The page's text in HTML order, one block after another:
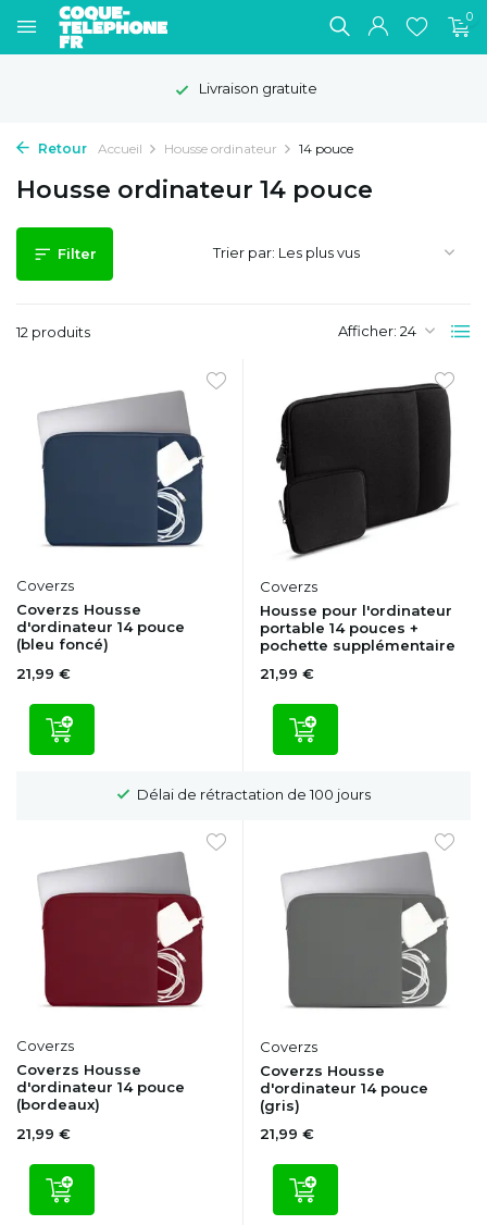
0
Livraison gratuite
Retour Accueil Housse ordinateur 14 pouce
Housse ordinateur 14 pouce
Filter
12 produits Afficher:
Trier par:
Coverzs
Coverzs Housse
d'ordinateur 14 pouce
(bleu foncé)
21,99 €
Coverzs
Housse pour l'ordinateur
portable 14 pouces +
pochette supplémentaire
21,99 €
Délai de rétractation de 100 jours
Coverzs
Coverzs Housse
d'ordinateur 14 pouce
(bordeaux)
21,99 €
Coverzs
Coverzs Housse
d'ordinateur 14 pouce
(gris)
21,99 €